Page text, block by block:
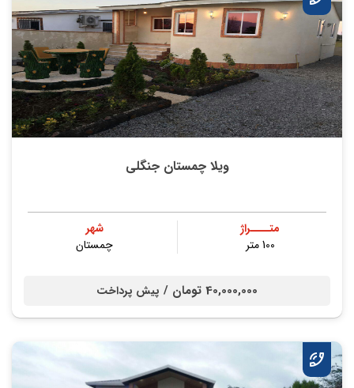
ویلا چمستان جنگلی
متــــراژ
100 متر
شهر
چمستان
40,000,000 تومان / پیش پرداخت